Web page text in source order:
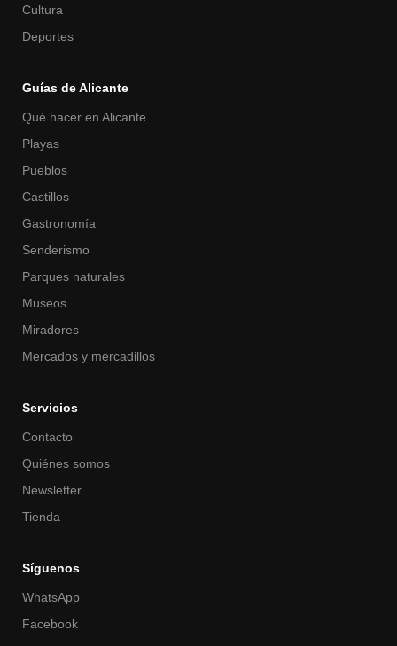
Cultura
Deportes
Guías de Alicante
Qué hacer en Alicante
Playas
Pueblos
Castillos
Gastronomía
Senderismo
Parques naturales
Museos
Miradores
Mercados y mercadillos
Servicios
Contacto
Quiénes somos
Newsletter
Tienda
Síguenos
WhatsApp
Facebook